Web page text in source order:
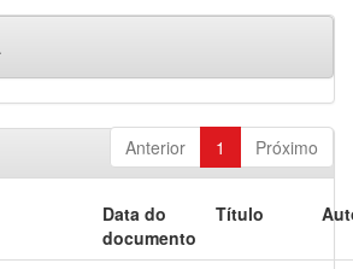
Anterior 1 Próximo
Data do
documento
Título